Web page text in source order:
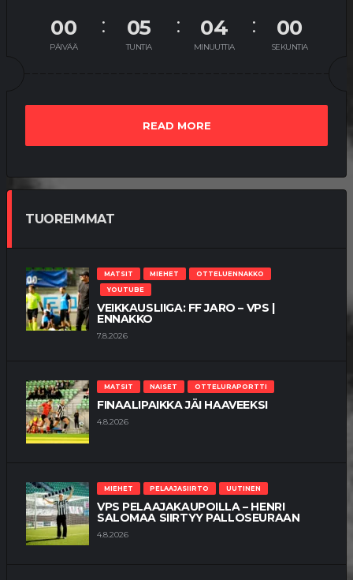
00
PÄIVÄÄ
05
TUNTIA
04
MINUUTTIA
00
SEKUNTIA
READ MORE
TUOREIMMAT
MATSIT MIEHET
OTTELUENNAKKO
YOUTUBE
VEIKKAUSLIIGA: FF JARO – VPS |
ENNAKKO
7.8.2026
MATSIT NAISET OTTELURAPORTTI
FINAALIPAIKKA JÄI HAAVEEKSI
4.8.2026
MIEHET PELAAJASIIRTO UUTINEN
VPS PELAAJAKAUPOILLA – HENRI
SALOMAA SIIRTYY PALLOSEURAAN
4.8.2026